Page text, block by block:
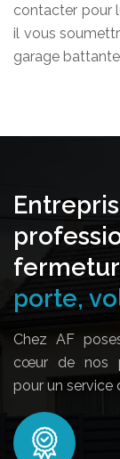
contacter pour
il vous
garage
porte,
Chez AF
cœur de nos
pour un service